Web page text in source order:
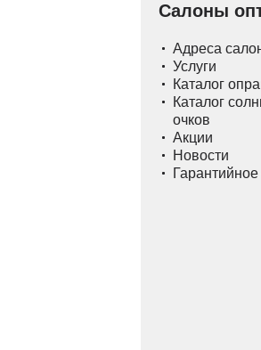
Салоны
Адреса
Услуги
Каталог
Каталог
очков
Акции
Новости